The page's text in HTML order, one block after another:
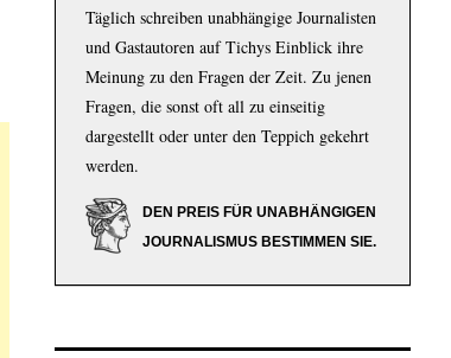
Täglich schreiben unabhängige Journalisten
und Gastautoren auf Tichys Einblick ihre
Meinung zu den Fragen der Zeit. Zu jenen
Fragen, die sonst oft all zu einseitig
dargestellt oder unter den Teppich gekehrt
werden.
DEN PREIS FÜR UNABHÄNGIGEN
JOURNALISMUS BESTIMMEN SIE.